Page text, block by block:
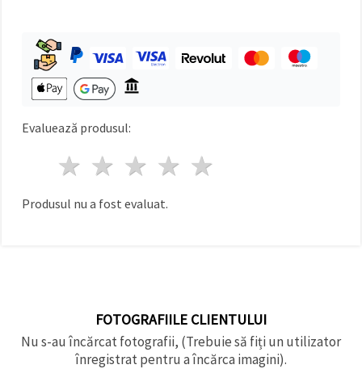
un tip de
cookie -uri
făcând clic
pe butonul
Setări
Evaluează produsul:
4 stele
3 stele
2 stele
1 stea
Produsul nu a fost evaluat.
FOTOGRAFIILE CLIENTULUI
Nu s-au încărcat fotografii, (Trebuie să fiți un utilizator
înregistrat pentru a încărca imagini).